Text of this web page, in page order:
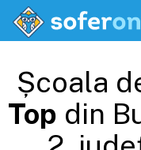
Școala
Top din